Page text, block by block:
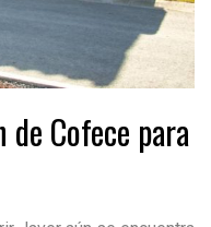
Cofece para